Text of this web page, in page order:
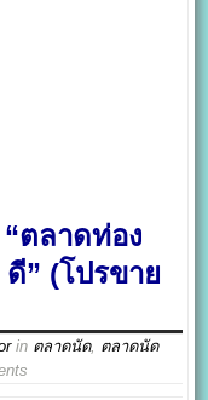
ตลาดท่อง
” (โปรขาย
in ตลาดนัด, ตลาดนัด